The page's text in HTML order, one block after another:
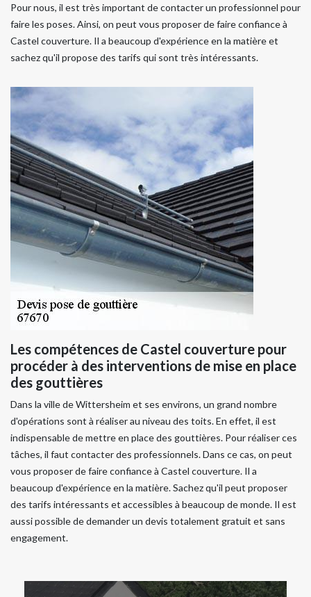
Pour nous, il est très important de contacter un professionnel pour
faire les poses. Ainsi, on peut vous proposer de faire confiance à
Castel couverture. Il a beaucoup d'expérience en la matière et
sachez qu'il propose des tarifs qui sont très intéressants.
Les compétences de Castel couverture pour
procéder à des interventions de mise en place
des gouttières
Dans la ville de Wittersheim et ses environs, un grand nombre
d'opérations sont à réaliser au niveau des toits. En effet, il est
indispensable de mettre en place des gouttières. Pour réaliser ces
tâches, il faut contacter des professionnels. Dans ce cas, on peut
vous proposer de faire confiance à Castel couverture. Il a
beaucoup d'expérience en la matière. Sachez qu'il peut proposer
des tarifs intéressants et accessibles à beaucoup de monde. Il est
aussi possible de demander un devis totalement gratuit et sans
engagement.